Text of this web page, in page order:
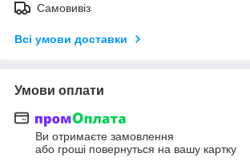
Самовивіз
Всі умови доставки
Умови оплати
Ви отримаєте замовлення
або гроші повернуться на вашу картку